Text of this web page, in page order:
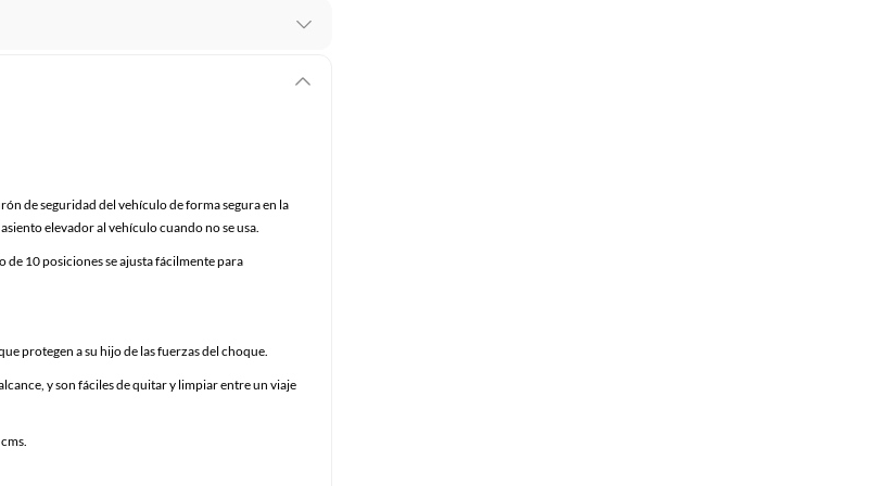
sin uso, tal como te lo entregamos. Ten
por ejemplo, cupones de experiencia o
abiertos, de segunda selección,
a un precio reducido.
otros análogos.
de seguridad del vehículo de forma segura en la
elevador al vehículo cuando no se usa.
de 10 posiciones se ajusta fácilmente para
protegen a su hijo de las fuerzas del choque.
y son fáciles de quitar y limpiar entre un viaje